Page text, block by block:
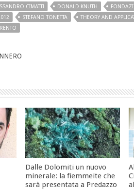
CIMATTI DONALD KNUTH
STEFANO TONETTA
THEORY AND
Dalle Dolomiti un nuovo
minerale: la fiemmeite che
sarà presentata a Predazzo